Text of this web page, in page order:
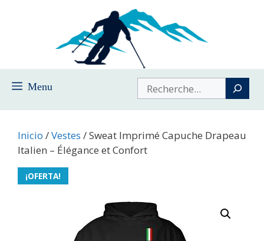
Menu Buscar
Inicio /Vestes / Sweat Imprimé Capuche Drapeau
Italien – Élégance et Confort
¡OFERTA!